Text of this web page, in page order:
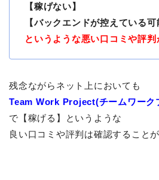
【稼げない】
【バックエンドが控えている可
というような悪い口コミや評判
残念ながらネット上においても
Team Work Project(チームワーク
で【稼げる】というような
良い口コミや評判は確認すること